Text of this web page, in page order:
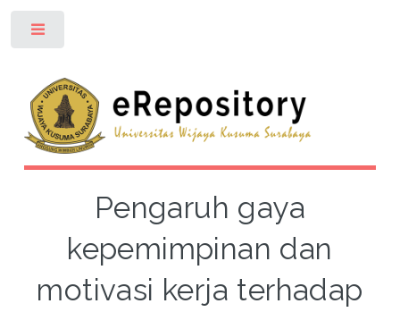
Pengaruh gaya
kepemimpinan dan
motivasi kerja terhadap